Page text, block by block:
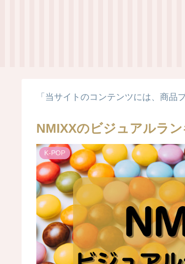
「当サイトのコンテンツには、商品
NMIXXのビジュアルラ
K-POP